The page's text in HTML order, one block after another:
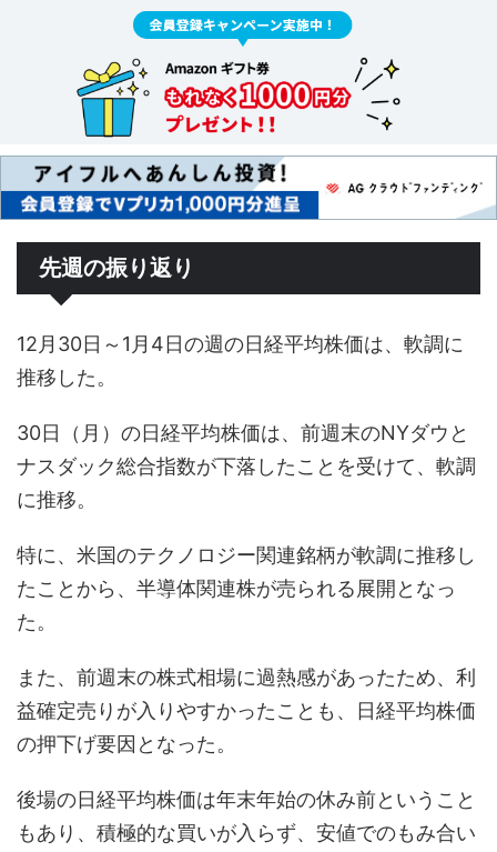
先週の振り返り
12月30日～1月4日の週の日経平均株価は、軟調に
推移した。
30日（月）の日経平均株価は、前週末のNYダウと
ナスダック総合指数が下落したことを受けて、軟調
に推移。
特に、米国のテクノロジー関連銘柄が軟調に推移し
たことから、半導体関連株が売られる展開となっ
た。
また、前週末の株式相場に過熱感があったため、利
益確定売りが入りやすかったことも、日経平均株価
の押下げ要因となった。
後場の日経平均株価は年末年始の休み前ということ
もあり、積極的な買いが入らず、安値でのもみ合い